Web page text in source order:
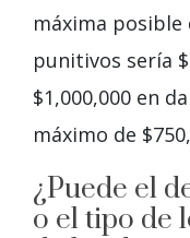
máxima posible
punitivos sería
$1,000,000 en
máximo de
¿Puede el
o el tipo de